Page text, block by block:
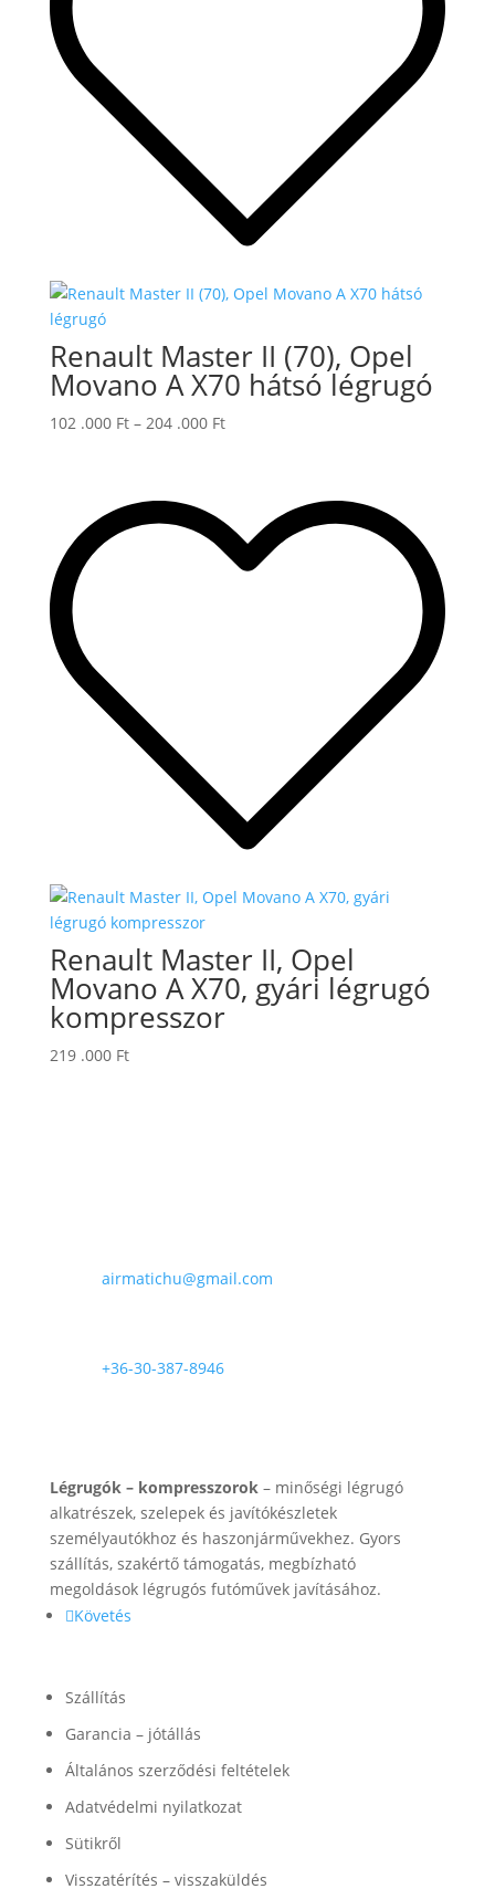
Renault Master II (70), Opel
Movano A X70 hátsó légrugó
102 .000 Ft – 204 .000 FtÁrtartomány:
204
.000 Ft
Renault Master II, Opel
Movano A X70, gyári légrugó
kompresszor
219 .000 Ft
airmatichu@gmail.com
+36-30-387-8946
Légrugók – kompresszorok– minőségi légrugó
alkatrészek, szelepek és javítókészletek
személyautókhoz és haszonjárművekhez. Gyors
szállítás, szakértő támogatás, megbízható
megoldások légrugós futóművek javításához.
Követés
Szállítás
Garancia – jótállás
Általános szerződési feltételek
Adatvédelmi nyilatkozat
Sütikről
Visszatérítés – visszaküldés